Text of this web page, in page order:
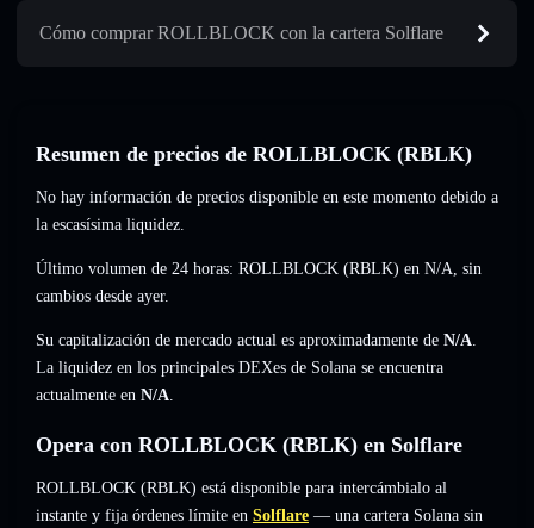
Cómo comprar ROLLBLOCK con la cartera Solflare
Resumen de precios de ROLLBLOCK (RBLK)
No hay información de precios disponible en este momento debido a
la escasísima liquidez.
Último volumen de 24 horas: ROLLBLOCK (RBLK) en N/A, sin
cambios desde ayer.
Su capitalización de mercado actual es aproximadamente de N/A.
La liquidez en los principales DEXes de Solana se encuentra
actualmente en N/A.
Opera con ROLLBLOCK (RBLK) en Solflare
ROLLBLOCK (RBLK) está disponible para intercámbialo al
instante y fija órdenes límite en Solflare — una cartera Solana sin